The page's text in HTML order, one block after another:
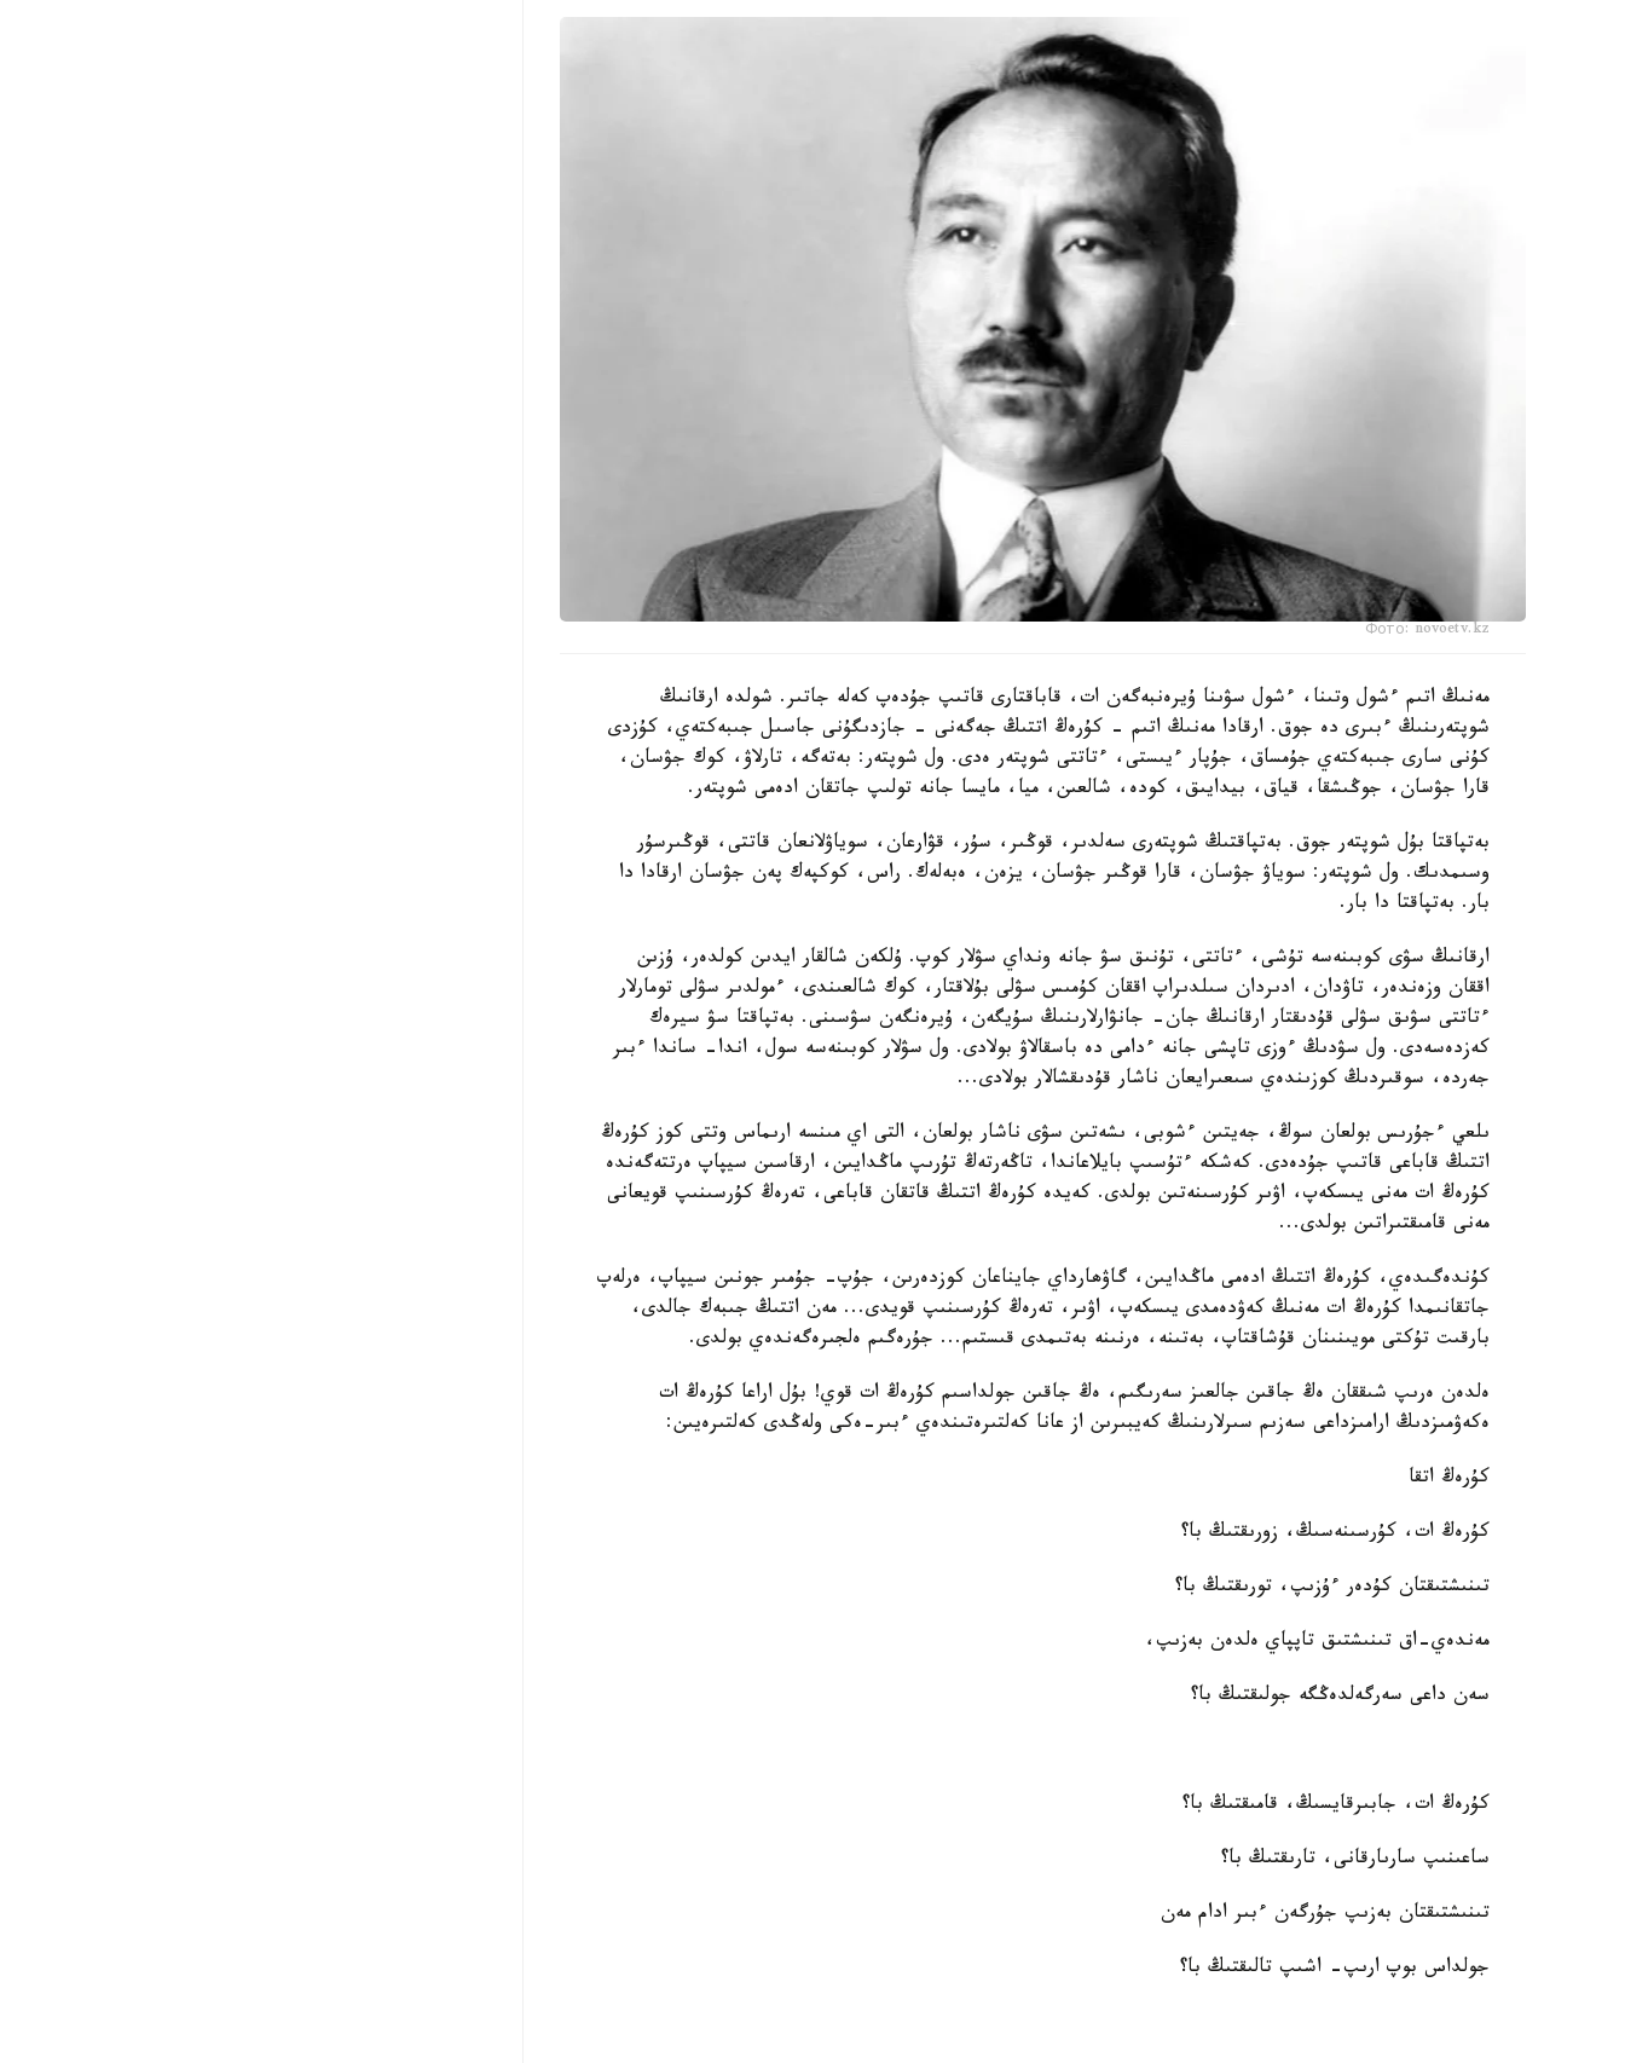
Фото: novoetv.kz
مەنىڭ اتىم ءشول وتىنا، ءشول سۋىنا ۇيرەنبەگەن ات، قاباقتارى قاتىپ جۇدەپ كەلە جاتىر. شولدە ارقانىڭ
شوپتەرىنىڭ ءبىرى دە جوق. ارقادا مەنىڭ اتىم - كۇرەڭ اتتىڭ جەگەنى - جازدىگۇنى جاسىل جىبەكتەي، كۇزدى
كۇنى سارى جىبەكتەي جۇمساق، جۇپار ءيىستى، ءتاتتى شوپتەر ەدى. ول شوپتەر: بەتەگە، تارلاۋ، كوك جۋسان،
قارا جۋسان، جوڭىشقا، قياق، بيدايىق، كودە، شالعىن، ميا، مايسا جانە تولىپ جاتقان ادەمى شوپتەر.
بەتپاقتا بۇل شوپتەر جوق. بەتپاقتىڭ شوپتەرى سەلدىر، قوڭىر، سۇر، قۋارعان، سوياۋلانعان قاتتى، قوڭىرسۇر
وسىمدىك. ول شوپتەر: سوياۋ جۋسان، قارا قوڭىر جۋسان، يزەن، ەبەلەك. راس، كوكپەك پەن جۋسان ارقادا دا
بار. بەتپاقتا دا بار.
ارقانىڭ سۋى كوبىنەسە تۇشى، ءتاتتى، تۇنىق سۋ جانە ونداي سۋلار كوپ. ۇلكەن شالقار ايدىن كولدەر، ۇزىن
اققان وزەندەر، تاۋدان، ادىردان سىلدىراپ اققان كۇمىس سۋلى بۇلاقتار، كوك شالعىندى، ءمولدىر سۋلى تومارلار
ءتاتتى سۋىق سۋلى قۇدىقتار ارقانىڭ جان- جانۋارلارىنىڭ سۇيگەن، ۇيرەنگەن سۋسىنى. بەتپاقتا سۋ سيرەك
كەزدەسەدى. ول سۋدىڭ ءوزى تاپشى جانە ءدامى دە باسقالاۋ بولادى. ول سۋلار كوبىنەسە سول، اندا- ساندا ءبىر
جەردە، سوقىردىڭ كوزىندەي سىعىرايعان ناشار قۇدىقشالار بولادى...
ىلعي ءجۇرىس بولعان سوڭ، جەيتىن ءشوبى، ىشەتىن سۋى ناشار بولعان، التى اي مىنسە ارىماس وتتى كوز كۇرەڭ
اتتىڭ قاباعى قاتىپ جۇدەدى. كەشكە ءتۇسىپ بايلاعاندا، تاڭەرتەڭ تۇرىپ ماڭدايىن، ارقاسىن سيپاپ ەرتتەگەندە
كۇرەڭ ات مەنى يىسكەپ، اۋىر كۇرسىنەتىن بولدى. كەيدە كۇرەڭ اتتىڭ قاتقان قاباعى، تەرەڭ كۇرسىنىپ قويعانى
مەنى قامىقتىراتىن بولدى...
كۇندەگىدەي، كۇرەڭ اتتىڭ ادەمى ماڭدايىن، گاۋھارداي جايناعان كوزدەرىن، جۇپ- جۇمىر جونىن سيپاپ، ەرلەپ
جاتقانىمدا كۇرەڭ ات مەنىڭ كەۋدەمدى يىسكەپ، اۋىر، تەرەڭ كۇرسىنىپ قويدى... مەن اتتىڭ جىبەك جالدى،
بارقىت تۇكتى مويىنىنان قۇشاقتاپ، بەتىنە، ەرنىنە بەتىمدى قىستىم... جۇرەگىم ەلجىرەگەندەي بولدى.
ەلدەن ەرىپ شىققان ەڭ جاقىن جالعىز سەرىگىم، ەڭ جاقىن جولداسىم كۇرەڭ ات قوي! بۇل اراعا كۇرەڭ ات
ەكەۋمىزدىڭ ارامىزداعى سەزىم سىرلارىنىڭ كەيبىرىن از عانا كەلتىرەتىندەي ءبىر-ەكى ولەڭدى كەلتىرەيىن:
كۇرەڭ اتقا
كۇرەڭ ات، كۇرسىنەسىڭ، زورىقتىڭ با؟
تىنىشتىقتان كۇدەر ءۇزىپ، تورىقتىڭ با؟
مەندەي-اق تىنىشتىق تاپپاي ەلدەن بەزىپ،
سەن داعى سەرگەلدەڭگە جولىقتىڭ با؟
كۇرەڭ ات، جابىرقايسىڭ، قامىقتىڭ با؟
ساعىنىپ سارىارقانى، تارىقتىڭ با؟
تىنىشتىقتان بەزىپ جۇرگەن ءبىر ادام مەن
جولداس بوپ ارىپ- اشىپ تالىقتىڭ با؟